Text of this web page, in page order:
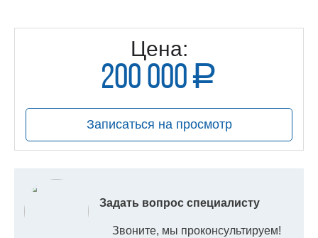
Цена:
200 000 a
руб.
Записаться на просмотр
Задать вопрос специалисту
Звоните, мы проконсультируем!